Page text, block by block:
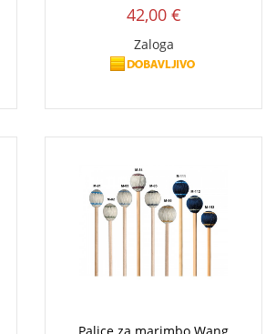
42,00 €
Zaloga
Palice za marimbo Wang